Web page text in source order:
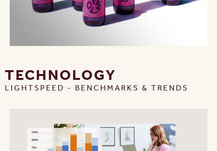
TECHNOLOGY
LIGHTSPEED - BENCHMARKS & TRENDS